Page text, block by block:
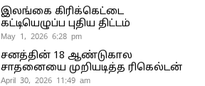
இலங்கை கிரிக்கெட்டை
கட்டியெழுப்ப புதிய திட்டம்
May 1, 2026 6:28 pm
சனத்தின் 18 ஆண்டுகால
சாதனையை முறியடித்த ரிகெல்டன்
April 30, 2026 11:49 am